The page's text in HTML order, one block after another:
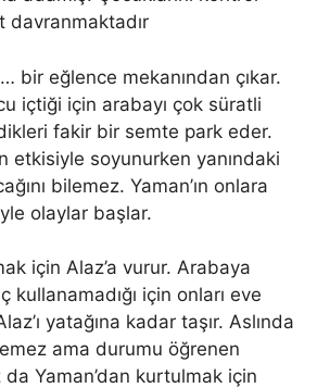
davranmaktadır
bir eğlence mekanından çıkar.
içtiği için arabayı çok süratli
fakir bir semte park eder.
etkisiyle soyunurken yanındaki
bilemez. Yaman’ın onlara
olaylar başlar.
için Alaz’a vurur. Arabaya
kullanamadığı için onları eve
yatağına kadar taşır. Aslında
ama durumu öğrenen
Yaman’dan kurtulmak için